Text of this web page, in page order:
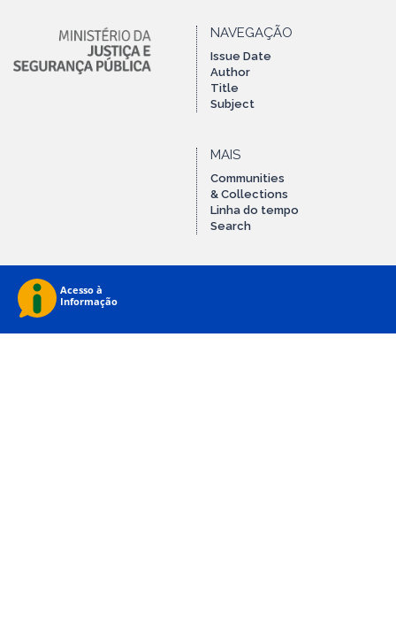
NAVEGAÇÃO
Issue Date
Author
Title
Subject
MAIS
Communities
& Collections
Linha do tempo
Search